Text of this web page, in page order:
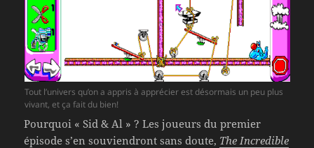
Tout l’univers qu’on a appris à apprécier est désormais un peu plus
vivant, et ça fait du bien!
Pourquoi « Sid & Al » ? Les joueurs du premier
épisode s’en souviendront sans doute, The Incredible